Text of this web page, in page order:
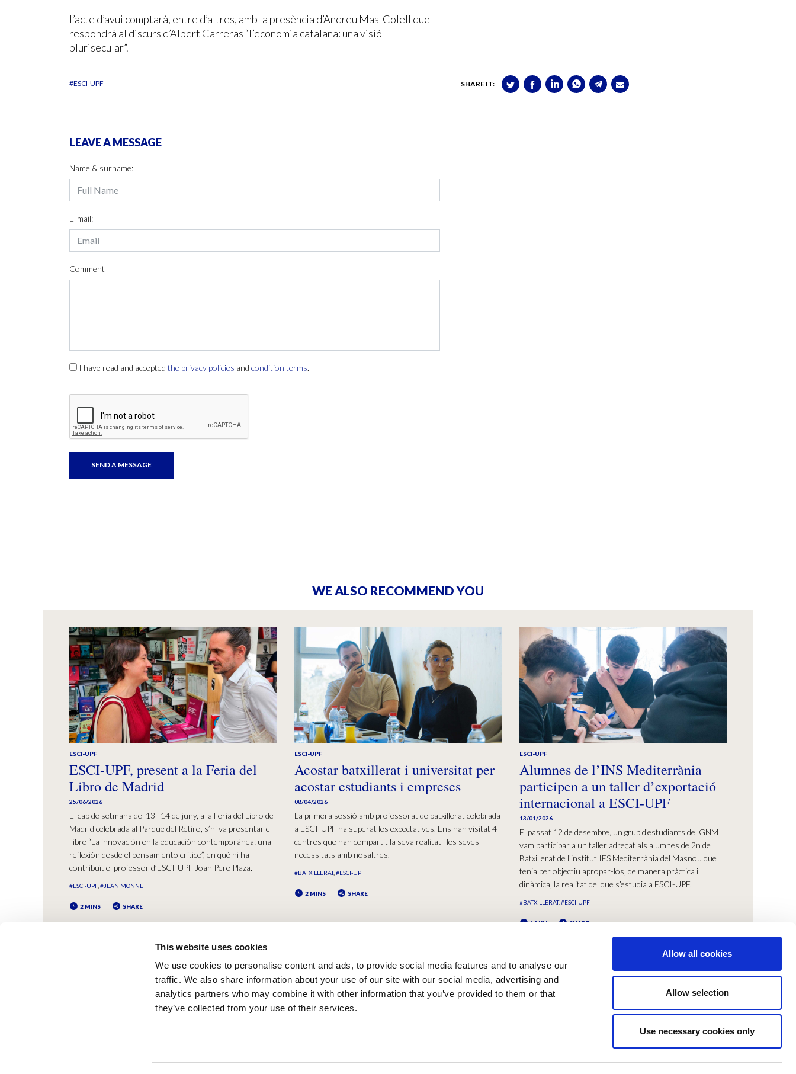
This website uses cookies
We use cookies to personalise content and ads, to provide social media features and to analyse our
traffic. We also share information about your use of our site with our social media, advertising and
analytics partners who may combine it with other information that you’ve provided to them or that
they’ve collected from your use of their services.
Allow all cookies
Allow selection
Use necessary cookies only
L’acte d’avui comptarà, entre d’altres, amb la presència d’Andreu Mas-Colell que
respondrà al discurs d’Albert Carreras “L’economia catalana: una visió
plurisecular”.
#ESCI-UPF SHARE IT:
LEAVE A MESSAGE
Name & surname:
E-mail:
Comment
I have read and accepted the privacy policies and condition terms.
WE ALSO RECOMMEND YOU
ESCI-UPF
ESCI-UPF, present a la Feria del
Libro de Madrid
25/06/2026
El cap de setmana del 13 i 14 de juny, a la Feria del Libro de
Madrid celebrada al Parque del Retiro, s’hi va presentar el
llibre “La innovación en la educación contemporánea: una
reflexión desde el pensamiento crítico”, en què hi ha
contribuït el professor d’ESCI-UPF Joan Pere Plaza.
#ESCI-UPF #JEAN MONNET
2 MINS SHARE
ESCI-UPF
Acostar batxillerat i universitat per
acostar estudiants i empreses
08/04/2026
La primera sessió amb professorat de batxillerat celebrada
a ESCI-UPF ha superat les expectatives. Ens han visitat 4
centres que han compartit la seva realitat i les seves
necessitats amb nosaltres.
#BATXILLERAT #ESCI-UPF
2 MINS SHARE
ESCI-UPF
Alumnes de l’INS Mediterrània
participen a un taller d’exportació
internacional a ESCI-UPF
13/01/2026
El passat 12 de desembre, un grup d’estudiants del GNMI
vam participar a un taller adreçat als alumnes de 2n de
Batxillerat de l’institut IES Mediterrània del Masnou que
tenia per objectiu apropar-los, de manera pràctica i
dinàmica, la realitat del que s’estudia a ESCI-UPF.
#BATXILLERAT #ESCI-UPF
1 MIN SHARE